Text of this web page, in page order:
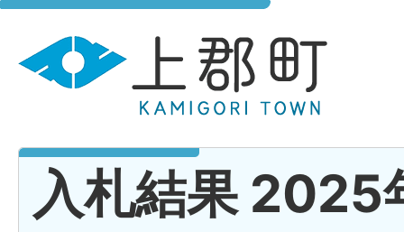
入札結果 2025